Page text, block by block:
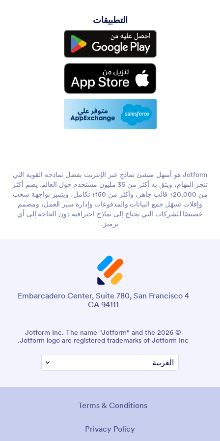
التطبيقات
Jotform هو أسهل منشئ نماذج عبر الإنترنت بفضل نماذجه القوية التي
تنجز المهام، ويثق به أكثر من 35 مليون مستخدم حول العالم. يضم أكثر
من 20,000+ قالب جاهز، وأكثر من 150+ تكامل، ويتميز بواجهة سحب
وإفلات تسهّل جمع البيانات والمدفوعات وإدارة سير العمل، ومصمم
خصيصًا للشركات التي تحتاج إلى نماذج احترافية دون الحاجة إلى أي
ترميز.
4 Embarcadero Center, Suite 780, San Francisco
CA 94111
© 2026 Jotform Inc. اسم "Jotform" وشعار Jotform هما
علامتان تجاريتان مسجلتان لشركة Jotform Inc.
الشروط والأحكام
سياسة الخصوصية